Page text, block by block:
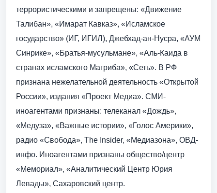
террористическими и запрещены: «Движение
Талибан», «Имарат Кавказ», «Исламское
государство» (ИГ, ИГИЛ), Джебхад-ан-Нусра, «АУМ
Синрике», «Братья-мусульмане», «Аль-Каида в
странах исламского Магриба», «Сеть». В РФ
признана нежелательной деятельность «Открытой
России», издания «Проект Медиа». СМИ-
иноагентами признаны: телеканал «Дождь»,
«Медуза», «Важные истории», «Голос Америки»,
радио «Свобода», The Insider, «Медиазона», ОВД-
инфо. Иноагентами признаны общество/центр
«Мемориал», «Аналитический Центр Юрия
Левады», Сахаровский центр.